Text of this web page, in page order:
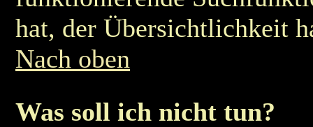
hat, der Übersichtlichkeit
Nach oben
Was soll ich nicht tun?